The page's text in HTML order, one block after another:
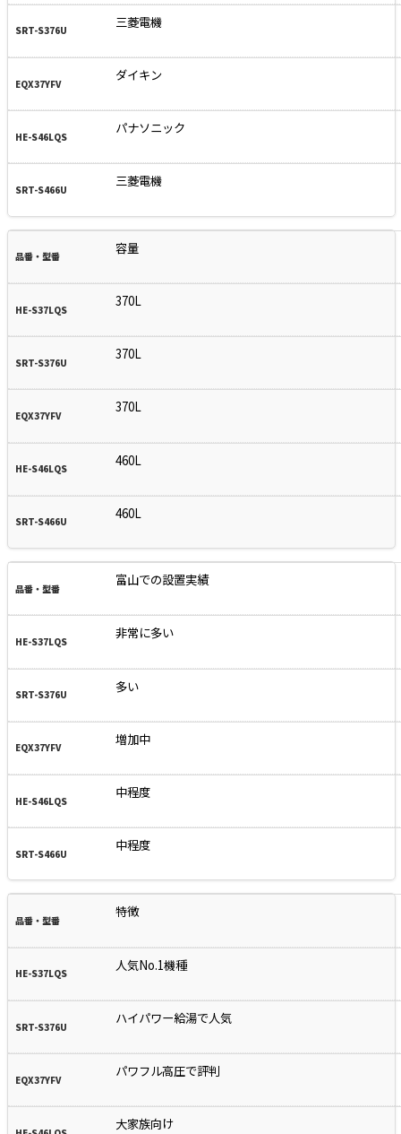
三菱電機
ダイキン
パナソニック
三菱電機
容量
370L
370L
370L
460L
460L
富山での設置実績
非常に多い
多い
増加中
中程度
中程度
特徴
人気No.1機種
ハイパワー給湯で人気
パワフル高圧で評判
大家族向け